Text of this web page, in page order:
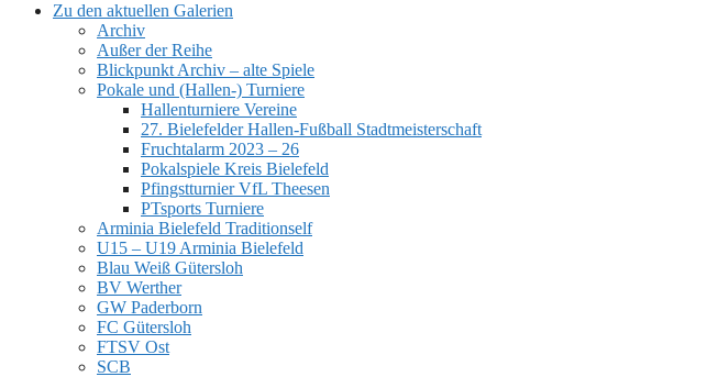
Zu den aktuellen Galerien
Archiv
Außer der Reihe
Blickpunkt Archiv – alte Spiele
Pokale und (Hallen-) Turniere
Hallenturniere Vereine
27. Bielefelder Hallen-Fußball Stadtmeisterschaft
Fruchtalarm 2023 – 26
Pokalspiele Kreis Bielefeld
Pfingstturnier VfL Theesen
PTsports Turniere
Arminia Bielefeld Traditionself
U15 – U19 Arminia Bielefeld
Blau Weiß Gütersloh
BV Werther
GW Paderborn
FC Gütersloh
FTSV Ost
SCB